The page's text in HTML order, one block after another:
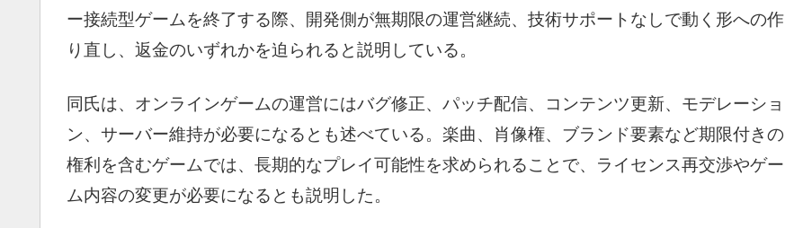
ー接続型ゲームを終了する際、開発側が無期限の運営継続、技術サポートなしで動く形への作
り直し、返金のいずれかを迫られると説明している。
同氏は、オンラインゲームの運営にはバグ修正、パッチ配信、コンテンツ更新、モデレーショ
ン、サーバー維持が必要になるとも述べている。楽曲、肖像権、ブランド要素など期限付きの
権利を含むゲームでは、長期的なプレイ可能性を求められることで、ライセンス再交渉やゲー
ム内容の変更が必要になるとも説明した。